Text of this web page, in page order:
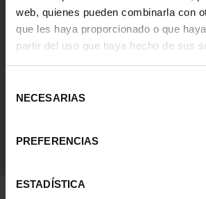
web, quienes pueden combinarla con
que les haya proporcionado o que
partir del uso que haya hecho de sus
NECESARIAS
PREFERENCIAS
ESTADÍSTICA
Condiciones Legales